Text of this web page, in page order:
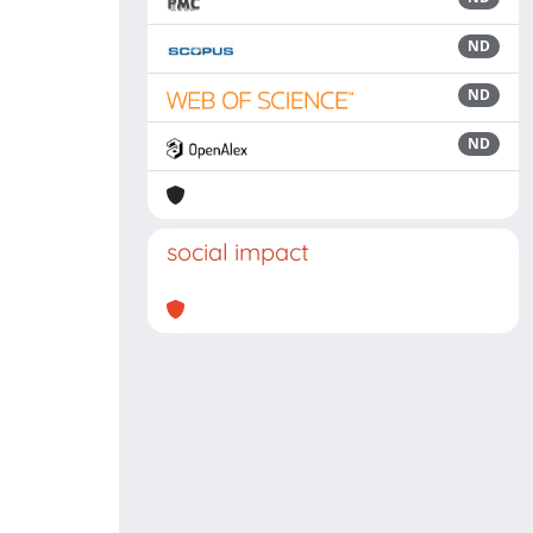
ND
ND
ND
social impact